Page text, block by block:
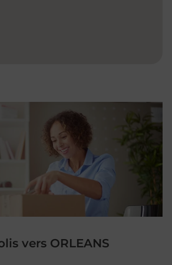
vers ORLEANS